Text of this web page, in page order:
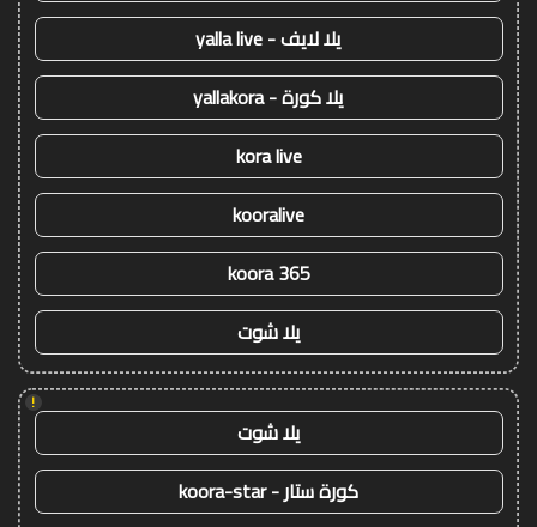
يلا لايف - yalla live
يلا كورة - yallakora
kora live
kooralive
koora 365
يلا شوت
!
يلا شوت
كورة ستار - koora-star